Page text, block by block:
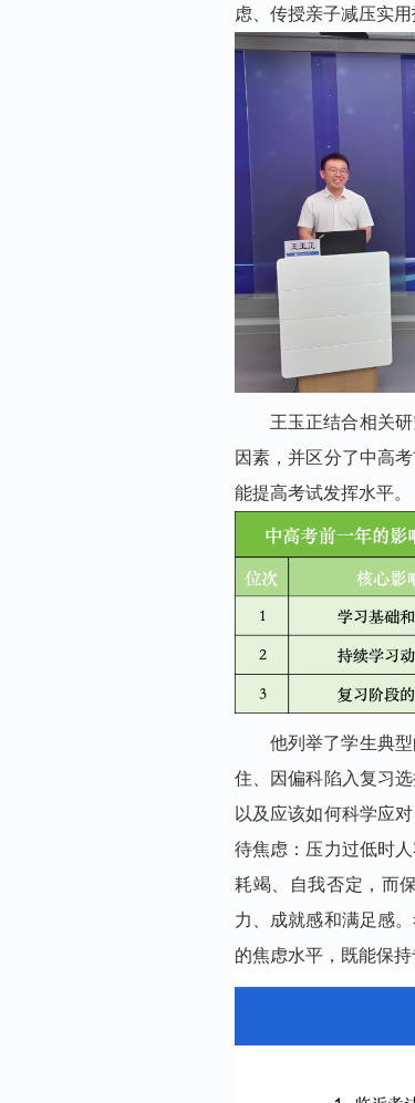
虑、传授亲子减压实用
王玉正结合相关
因素，并区分了中高
能提高考试发挥水平。
他列举了学生典
住、因偏科陷入复习
以及应该如何科学应
待焦虑：压力过低时
耗竭、自我否定，而
力、成就感和满足感
的焦虑水平，既能保